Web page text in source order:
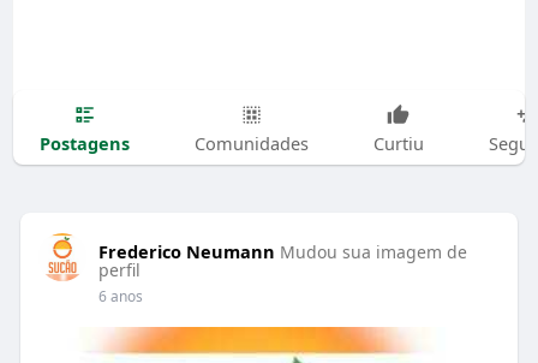
Postagens Comunidades Curtiu
Frederico Neumann Mudou sua imagem de
perfil
6 anos